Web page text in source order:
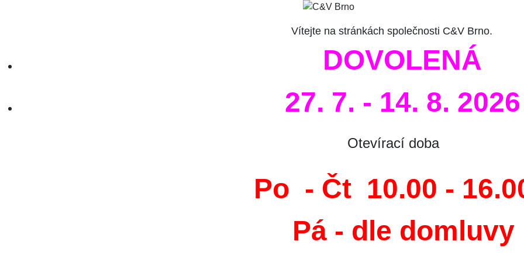
Vítejte na stránkách společnosti C&V Brno.
DOVOLENÁ
27. 7. - 14. 8. 2026
Otevírací doba
Po - Čt10.00 -
Pá - dle domluvy